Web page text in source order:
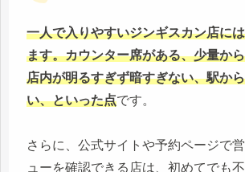
一人で入りやすいジンギスカン店に
ます。カウンター席がある、少量か
店内が明るすぎず暗すぎない、駅か
い、といった点です。
さらに、公式サイトや予約ページで
ューを確認できる店は、初めてでも